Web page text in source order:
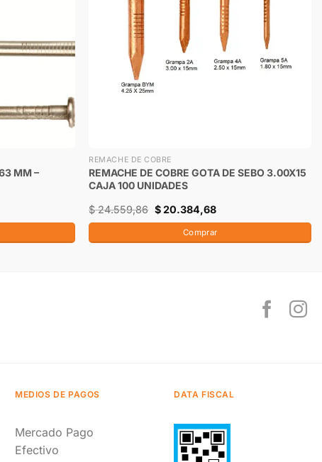
MM –
REMACHE DE COBRE
REMACHE DE COBRE GOTA DE SEBO 3.00X15
CAJA 100 UNIDADES
$24.559,86 $20.384,68
Comprar
MEDIOS DE PAGOS
Mercado Pago
Efectivo
DATA FISCAL